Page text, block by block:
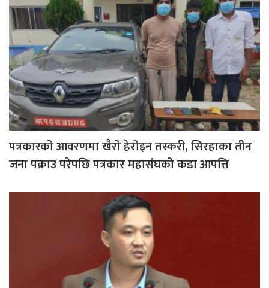
पत्रकारको आवरणमा खैरो हेरोइन तस्करी, सिरहाका तीन
जना पक्राउ परेपछि पत्रकार महासंघको कडा आपत्ति